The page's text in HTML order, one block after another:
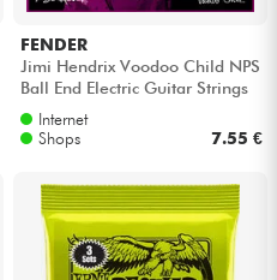
FENDER
Jimi Hendrix Voodoo Child NPS
Ball End Electric Guitar Strings
10-38 - Saitensätze
Internet
Shops
7.55 €